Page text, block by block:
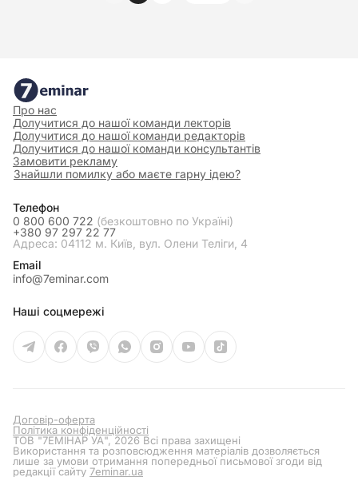
Про нас
Долучитися до нашої команди лекторів
Долучитися до нашої команди редакторів
Долучитися до нашої команди консультантів
Замовити рекламу
Знайшли помилку або маєте гарну ідею?
Телефон
0 800 600 722 (безкоштовно по Україні)
+380 97 297 22 77
Адреса: 04112 м. Київ, вул. Олени Теліги, 4
Email
info@7eminar.com
Наші соцмережі
Договір-оферта
Політика конфіденційності
ТОВ "7ЕМІНАР УА", 2026 Всі права захищені
Використання та розповсюдження матеріалів дозволяється
лише за умови отримання попередньої письмової згоди від
редакції сайту 7eminar.ua